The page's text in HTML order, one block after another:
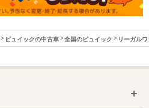
ビュイックの中古車 全国のビュイック リーガル